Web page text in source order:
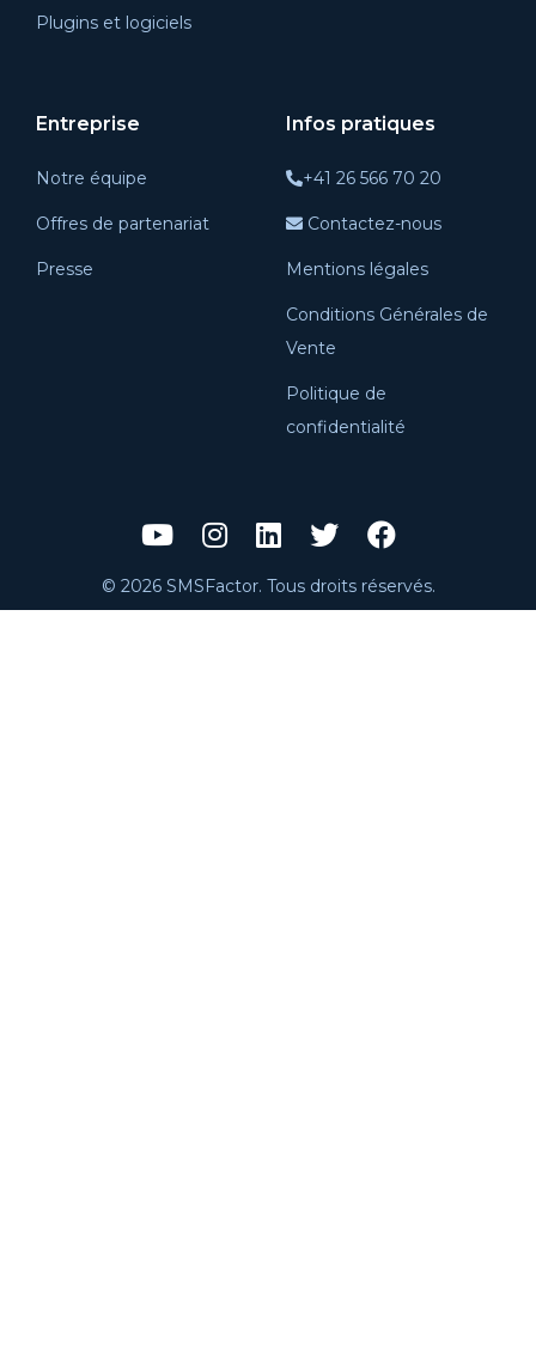
Plugins et logiciels
Entreprise
Notre équipe
Offres de partenariat
Presse
Infos pratiques
+41 26 566 70 20
Contactez-nous
Mentions légales
Conditions Générales de
Vente
Politique de
confidentialité
© 2026 SMSFactor. Tous droits réservés.